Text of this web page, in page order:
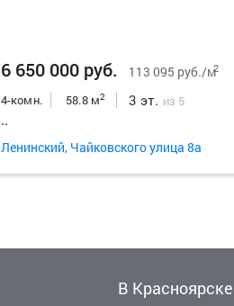
6 650 000 руб. 113 095 руб./м2
4-комн. 58.8 м2 3 эт. из 5
..
Ленинский, Чайковского улица 8а
В Красноярске